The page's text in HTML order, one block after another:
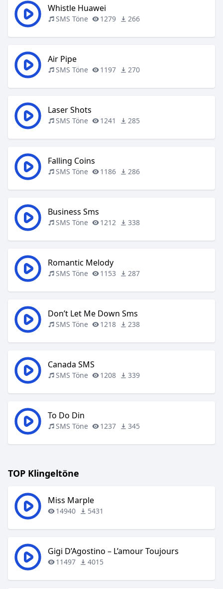
Whistle Huawei
SMS Töne 1279 266
Air Pipe
SMS Töne 1197 270
Laser Shots
SMS Töne 1241 285
Falling Coins
SMS Töne 1186 286
Business Sms
SMS Töne 1212 338
Romantic Melody
SMS Töne 1153 287
Don’t Let Me Down Sms
SMS Töne 1218 238
Canada SMS
SMS Töne 1208 339
To Do Din
SMS Töne 1237 345
TOP Klingeltöne
Miss Marple
14940 5431
Gigi D’Agostino – L’amour Toujours
11497 4015